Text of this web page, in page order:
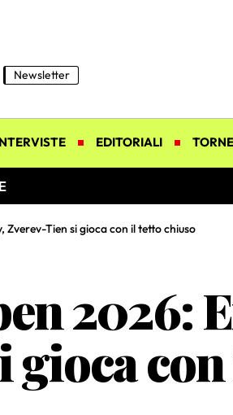
Newsletter
EDITORIALI
Tien si gioca con il tetto chiuso
2026:
gioca